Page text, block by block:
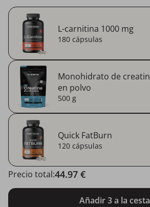
L-carnitina 1000 mg
180 cápsulas
Monohidrato de
en polvo
500 g
Quick FatBurn
120 cápsulas
Añadir 3 a la cesta
Precio total:44.97 €